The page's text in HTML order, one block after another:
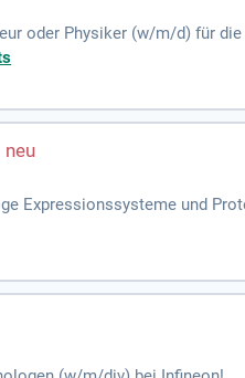
oder Physiker (w/m/d) für
Einstieg ist ab sofort
gemäß den Tarifverträgen
Gestalten Sie mit uns
Expressionssysteme und